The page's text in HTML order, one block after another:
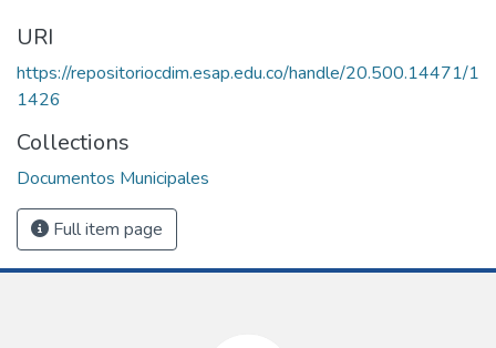
URI
https://repositoriocdim.esap.edu.co/handle/20.500.14471/1
1426
Collections
Documentos Municipales
Full item page